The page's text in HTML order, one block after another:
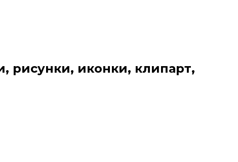
рисунки, иконки, клипарт,